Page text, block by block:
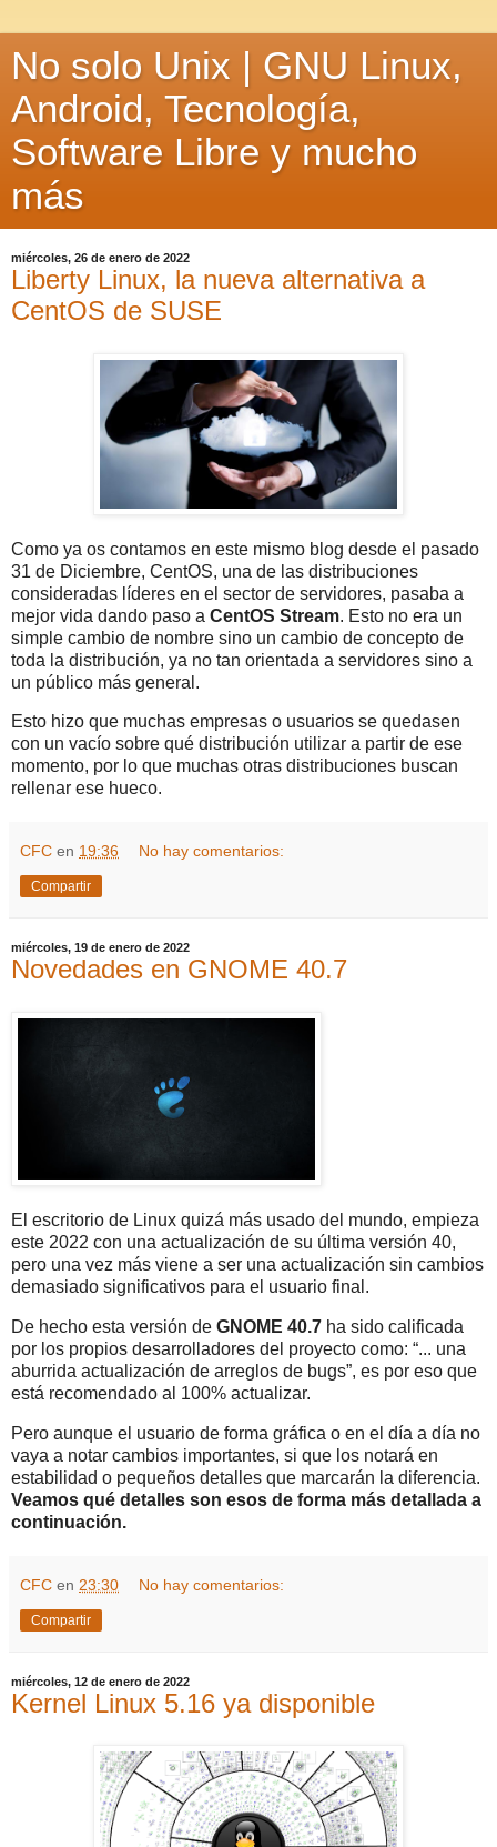
No solo Unix | GNU Linux,
Android, Tecnología,
Software Libre y mucho
más
miércoles, 26 de enero de 2022
Liberty Linux, la nueva alternativa a
CentOS de SUSE
Como ya os contamos en este mismo blog desde el pasado
31 de Diciembre, CentOS, una de las distribuciones
consideradas líderes en el sector de servidores, pasaba a
mejor vida dando paso a CentOS Stream. Esto no era un
simple cambio de nombre sino un cambio de concepto de
toda la distribución, ya no tan orientada a servidores sino a
un público más general.
Esto hizo que muchas empresas o usuarios se quedasen
con un vacío sobre qué distribución utilizar a partir de ese
momento, por lo que muchas otras distribuciones buscan
rellenar ese hueco.
CFC en 19:36 No hay comentarios:
Compartir
miércoles, 19 de enero de 2022
Novedades en GNOME 40.7
El escritorio de Linux quizá más usado del mundo, empieza
este 2022 con una actualización de su última versión 40,
pero una vez más viene a ser una actualización sin cambios
demasiado significativos para el usuario final.
De hecho esta versión de GNOME 40.7 ha sido calificada
por los propios desarrolladores del proyecto como: “... una
aburrida actualización de arreglos de bugs”, es por eso que
está recomendado al 100% actualizar.
Pero aunque el usuario de forma gráfica o en el día a día no
vaya a notar cambios importantes, si que los notará en
estabilidad o pequeños detalles que marcarán la diferencia.
Veamos qué detalles son esos de forma más detallada a
continuación.
CFC en 23:30 No hay comentarios:
Compartir
miércoles, 12 de enero de 2022
Kernel Linux 5.16 ya disponible